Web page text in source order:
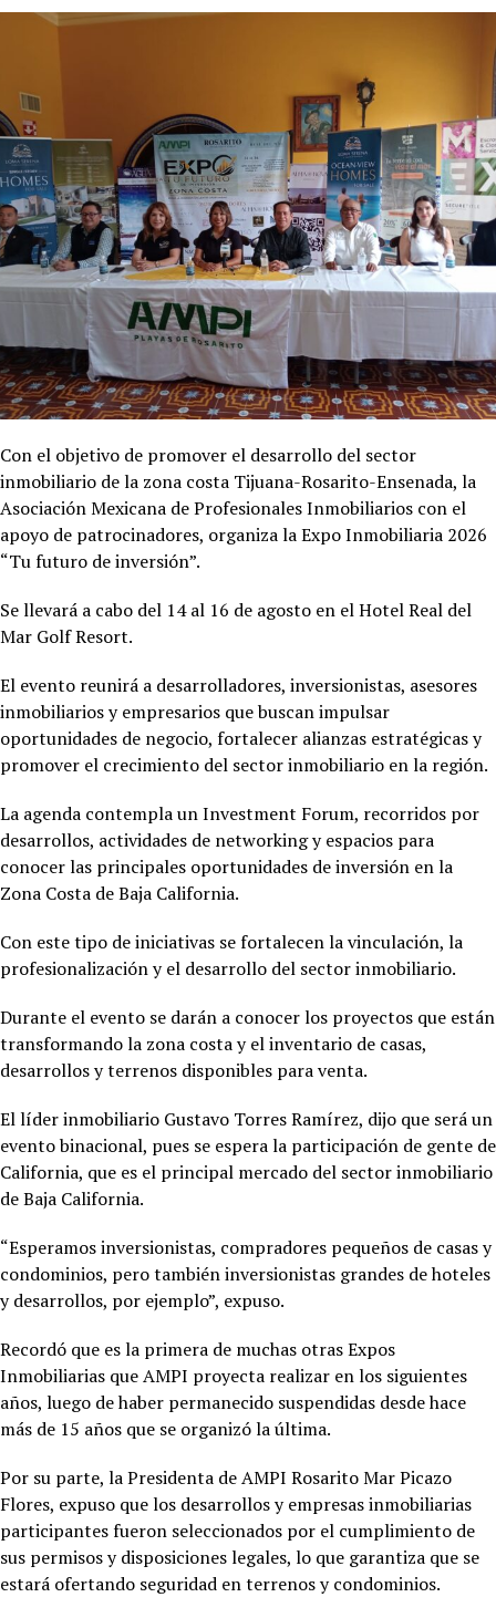
Con el objetivo de promover el desarrollo del sector
inmobiliario de la zona costa Tijuana-Rosarito-Ensenada, la
Asociación Mexicana de Profesionales Inmobiliarios con el
apoyo de patrocinadores, organiza la Expo Inmobiliaria 2026
“Tu futuro de inversión”.
Se llevará a cabo del 14 al 16 de agosto en el HotelReal del
Mar Golf Resort.
El evento reunirá a desarrolladores, inversionistas, asesores
inmobiliarios y empresarios que buscan impulsar
oportunidades de negocio, fortalecer alianzas estratégicas y
promover el crecimiento del sector inmobiliario en la región.
La agenda contempla un Investment Forum, recorridos por
desarrollos, actividades de networking y espacios para
conocer las principales oportunidades de inversión en la
Zona Costa de Baja California.
Con este tipo de iniciativas se fortalecen la vinculación, la
profesionalización y el desarrollo del sector inmobiliario.
Durante el evento se darán a conocer los proyectos que están
transformando la zona costa y el inventario de casas,
desarrollos y terrenos disponibles para venta.
El líder inmobiliario Gustavo Torres Ramírez, dijo que será un
evento binacional, pues se espera la participación de gente de
California, que es el principal mercado del sector inmobiliario
de Baja California.
“Esperamos inversionistas, compradores pequeños de casas y
condominios, pero también inversionistas grandes de hoteles
y desarrollos, por ejemplo”, expuso.
Recordó que es la primera de muchas otras Expos
Inmobiliarias que AMPI proyecta realizar en los siguientes
años, luego de haber permanecido suspendidas desde hace
más de 15 años que se organizó la última.
Por su parte, la Presidenta de AMPI Rosarito Mar Picazo
Flores, expuso que los desarrollos y empresas inmobiliarias
participantes fueron seleccionados por el cumplimiento de
sus permisos y disposiciones legales, lo que garantiza que se
estará ofertando seguridad en terrenos y condominios.